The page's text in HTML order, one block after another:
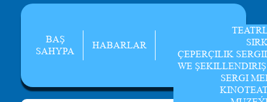
BAŞ
SAHYPA
HABARLAR
ÇEPERÇILIK
WE
SERGI